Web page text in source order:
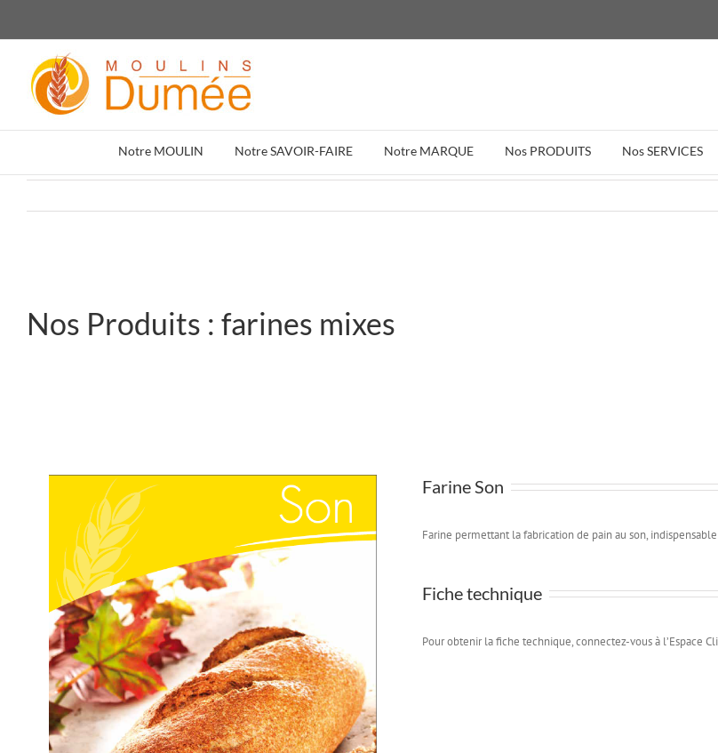
contenu
Notre MOULIN Notre SAVOIR-FAIRE Notre MARQUE Nos PRODUITS Nos SERVICES
Nos Produits : farines mixes
Farine Son
Farine permettant la fabrication de pain au son,
Fiche technique
Pour obtenir la fiche technique, connectez-vous à l’Espace